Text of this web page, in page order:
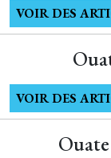
VOIR DES
VOIR DES